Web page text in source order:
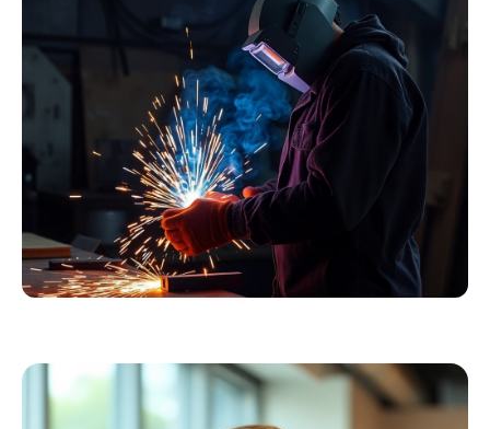
Schweißer
Profiausrüstung